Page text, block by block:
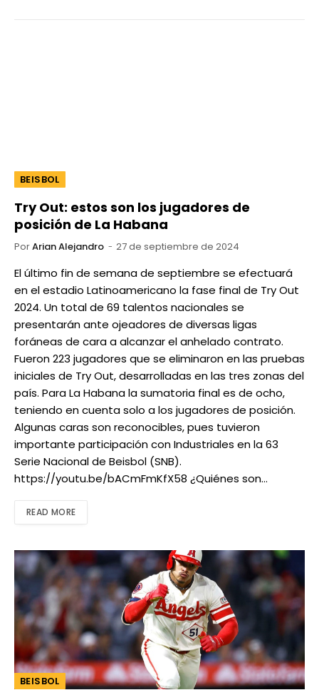
BEISBOL
Try Out: estos son los jugadores de
posición de La Habana
PorArian Alejandro 27 de septiembre de 2024
El último fin de semana de septiembre se efectuará
en el estadio Latinoamericano la fase final de Try Out
2024. Un total de 69 talentos nacionales se
presentarán ante ojeadores de diversas ligas
foráneas de cara a alcanzar el anhelado contrato.
Fueron 223 jugadores que se eliminaron en las pruebas
iniciales de Try Out, desarrolladas en las tres zonas del
país. Para La Habana la sumatoria final es de ocho,
teniendo en cuenta solo a los jugadores de posición.
Algunas caras son reconocibles, pues tuvieron
importante participación con Industriales en la 63
Serie Nacional de Beisbol (SNB).
https://youtu.be/bACmFmKfX58 ¿Quiénes son…
READ MORE
BEISBOL